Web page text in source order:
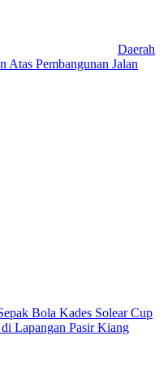
Daerah
Atas Pembangunan Jalan
Bola Kades Solear Cup
Lapangan Pasir Kiang